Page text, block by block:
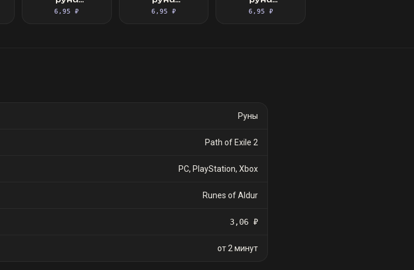
искусности
6,95 ₽
перерождения
6,95 ₽
решительности
6,95 ₽
Руны
Path of Exile 2
PC, PlayStation, Xbox
Runes of Aldur
3,06 ₽
от 2 минут